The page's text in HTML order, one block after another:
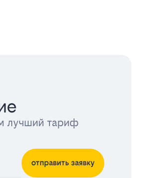
лучший тариф
отправить заявку